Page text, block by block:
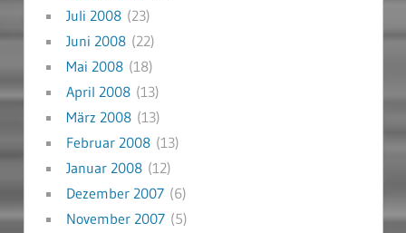
Juli 2008(23)
Juni 2008(22)
Mai 2008(18)
April 2008(13)
März 2008(13)
Februar 2008(13)
Januar 2008(12)
Dezember 2007(6)
November 2007(5)